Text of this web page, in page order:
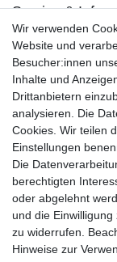
Service &
Kontakt
Retouren
Widerrufsrecht
Widerrufs­formular
Impressum
AGB
Größentabelle
Kataloge
Wir verwenden
Website und
Besucher:innen
Inhalte und
Drittanbietern
analysieren. Die
Cookies. Wir teilen
Einstellungen
Die
berechtigten
oder abgelehnt
und die
zu widerrufen.
Hinweise zur